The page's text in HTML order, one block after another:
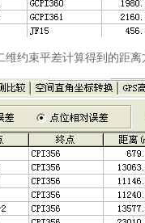
平差计算得到的距离方